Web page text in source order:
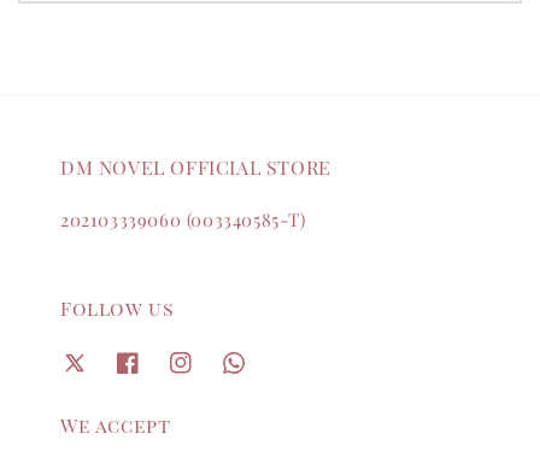
DM NOVEL OFFICIAL STORE
202103339060 (003340585-T)
Follow us
We accept